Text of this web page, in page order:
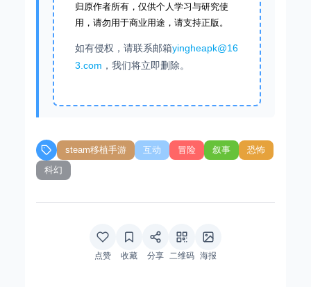
归原作者所有，仅供个人学习与研究使
用，请勿用于商业用途，请支持正版。
如有侵权，请联系邮箱yingheapk@16
3.com ，我们将立即删除。
steam移植手游 互动 冒险 叙事
恐怖
科幻
点赞 收藏 分享 二维码 海报